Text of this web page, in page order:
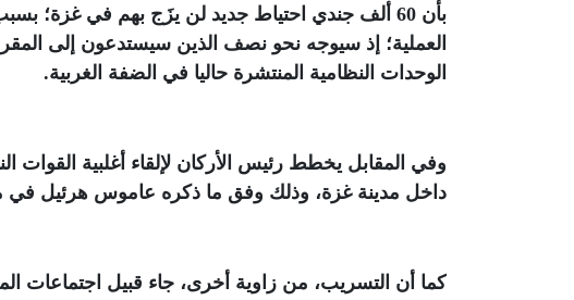
بأن 60 ألف جندي احتياط جديد لن يزَج بهم في
العملية؛ إذ سيوجه نحو نصف الذين سيستدعون إلى
الوحدات النظامية المنتشرة حاليا في الضفة الغربية.
وفي المقابل يخطط رئيس الأركان لإلقاء أغلبية القوات
داخل مدينة غزة، وذلك وفق ما ذكره عاموس هرئيل في
كما أن التسريب، من زاوية أخرى، جاء قبيل اجتماعات